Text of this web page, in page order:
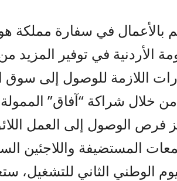
بالأعمال في سفارة مملكة
الأردنية في توفير المزيد
اللازمة للوصول إلى سوق
من خلال شراكة “آفاق”
فرص الوصول إلى العمل
المستضيفة واللاجئين
الوطني الثاني للتشغيل،